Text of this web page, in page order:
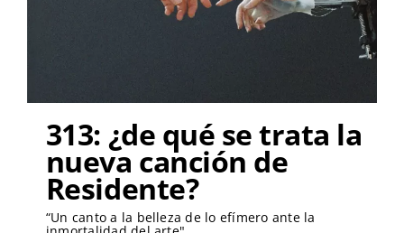
313: ¿de qué se trata la
nueva canción de
Residente?
“Un canto a la belleza de lo efímero ante la